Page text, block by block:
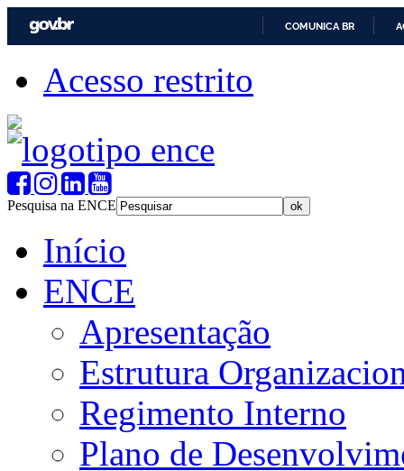
COMUNICA BR
Acesso restrito
Pesquisa na ENCE
Início
ENCE
Apresentação
Estrutura
Regimento Interno
Plano de